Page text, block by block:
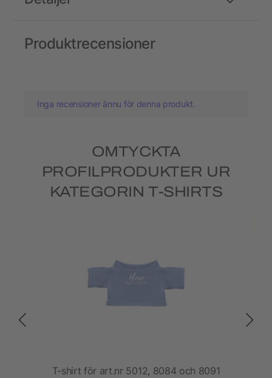
Produktrecensioner
Inga recensioner ännu för denna produkt.
OMTYCKTA
PROFILPRODUKTER UR
KATEGORIN T-SHIRTS
T-shirt för art.nr 5012, 8084 och 8091